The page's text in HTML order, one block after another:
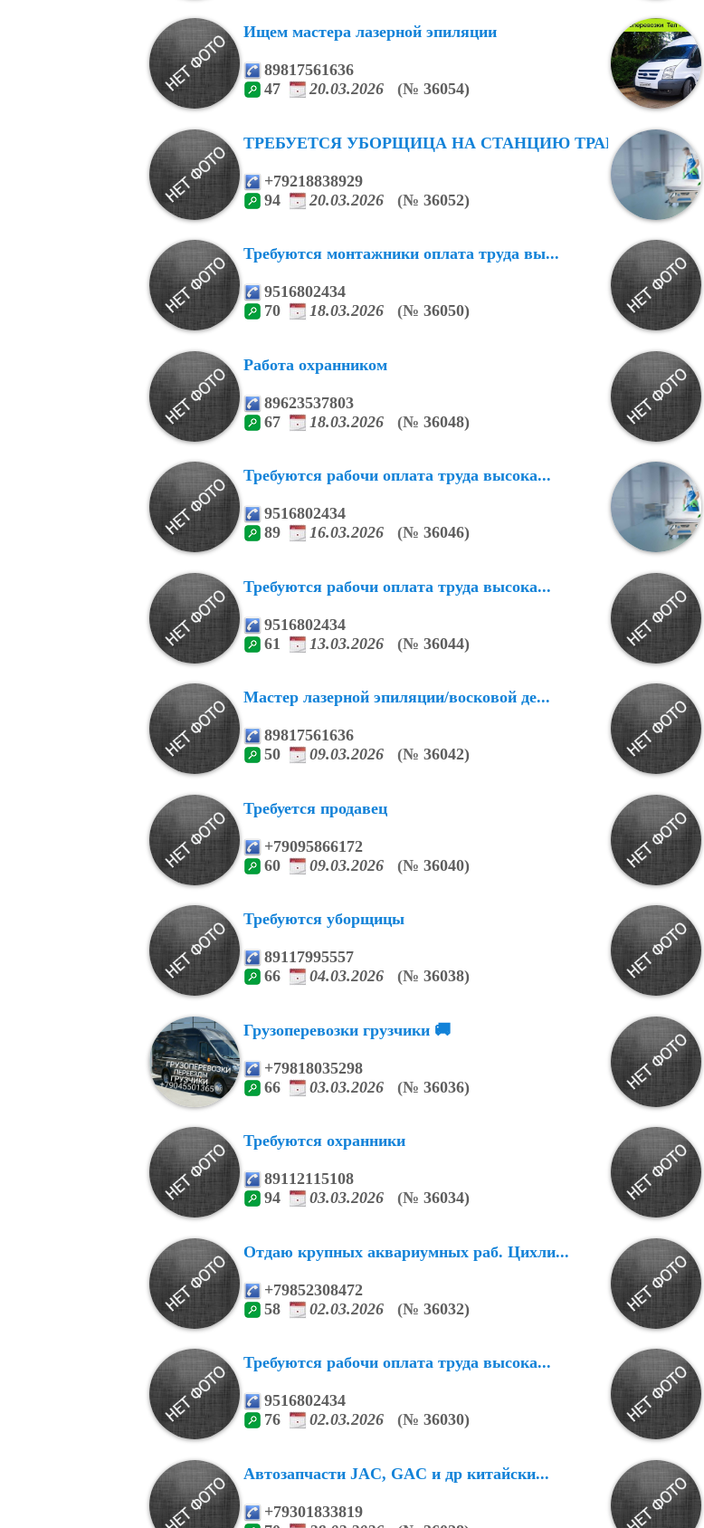
Ищем мастера лазерной эпиляции
89817561636
47
20.03.2026 (№ 36054)
ТРЕБУЕТСЯ УБОРЩИЦА НА СТАНЦИЮ ТРАНСН...
+79218838929
94
20.03.2026 (№ 36052)
Требуются монтажники оплата труда вы...
9516802434
70
18.03.2026 (№ 36050)
Работа охранником
89623537803
67
18.03.2026 (№ 36048)
Требуются рабочи оплата труда высока...
9516802434
89
16.03.2026 (№ 36046)
Требуются рабочи оплата труда высока...
9516802434
61
13.03.2026 (№ 36044)
Мастер лазерной эпиляции/восковой де...
89817561636
50
09.03.2026 (№ 36042)
Требуется продавец
+79095866172
60
09.03.2026 (№ 36040)
Требуются уборщицы
89117995557
66
04.03.2026 (№ 36038)
Грузоперевозки грузчики 🚚
+79818035298
66
03.03.2026 (№ 36036)
Требуются охранники
89112115108
94
03.03.2026 (№ 36034)
Отдаю крупных аквариумных раб. Цихли...
+79852308472
58
02.03.2026 (№ 36032)
Требуются рабочи оплата труда высока...
9516802434
76
02.03.2026 (№ 36030)
Автозапчасти JAC, GAC и др китайски...
+79301833819